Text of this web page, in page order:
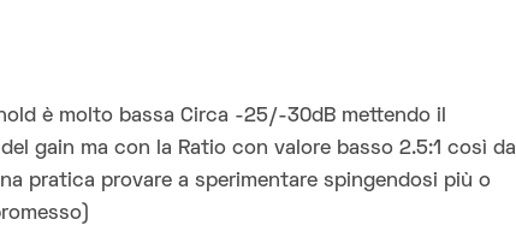
è molto bassa Circa -25/-30dB mettendo il
gain ma con la Ratio con valore basso 2.5:1 così da
pratica provare a sperimentare spingendosi più o